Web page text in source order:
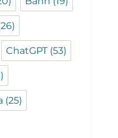
ChatGPT(53)
(25)